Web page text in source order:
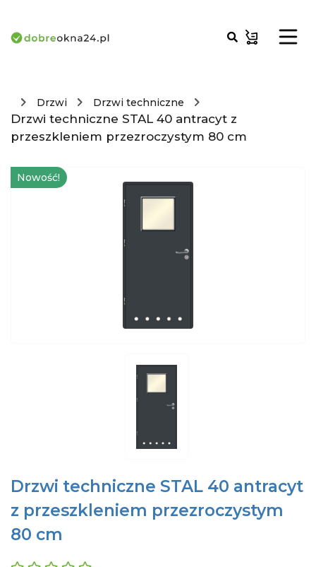
Drzwi Drzwi techniczne
Drzwi techniczne STAL 40 antracyt z
przeszkleniem przezroczystym 80 cm
Nowość!
Drzwi techniczne STAL 40 antracyt
z przeszkleniem przezroczystym
80 cm